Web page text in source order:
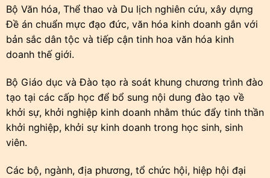
Bộ Văn hóa, Thể thao và Du lịch nghiên cứu, xây dựng
Đề án chuẩn mực đạo đức, văn hóa kinh doanh gắn với
bản sắc dân tộc và tiếp cận tinh hoa văn hóa kinh
doanh thế giới.
Bộ Giáo dục và Đào tạo rà soát khung chương trình đào
tạo tại các cấp học để bổ sung nội dung đào tạo về
khởi sự, khởi nghiệp kinh doanh nhằm thúc đẩy tinh thần
khởi nghiệp, khởi sự kinh doanh trong học sinh, sinh
viên.
Các bộ, ngành, địa phương, tổ chức hội, hiệp hội đại